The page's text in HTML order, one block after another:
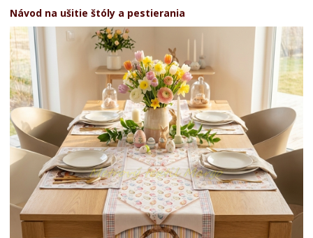
Návod na ušitie štóly a pestierania